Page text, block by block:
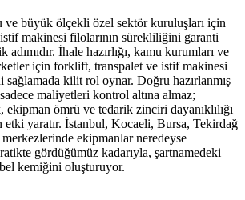
ve büyük ölçekli özel sektör kuruluşları için
makinesi filolarının sürekliliğini garanti
adımıdır. İhale hazırlığı, kamu kurumları ve
için forklift, transpalet ve istif makinesi
sağlamada kilit rol oynar. Doğru hazırlanmış
maliyetleri kontrol altına almaz;
ömrü ve tedarik zinciri dayanıklılığı
etki yaratır. İstanbul, Kocaeli, Bursa, Tekirdağ
ekipmanlar neredeyse
gördüğümüz kadarıyla, şartnamedeki
kemiğini oluşturuyor.